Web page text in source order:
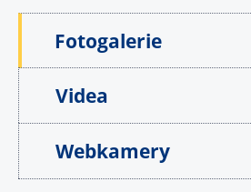
Fotogalerie
Videa
Webkamery